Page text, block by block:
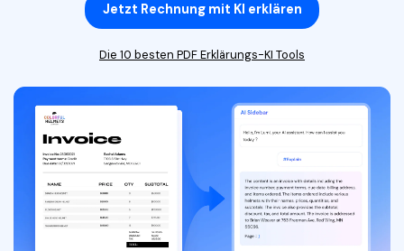
Jetzt Rechnung mit KI erklären
Die 10 besten PDF Erklärungs-KI Tools